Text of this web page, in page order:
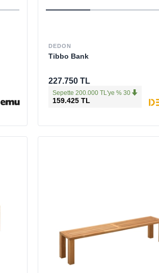
DEDON
Tibbo Bank
227.750 TL
Sepette 200.000 TL'ye % 30
159.425 TL